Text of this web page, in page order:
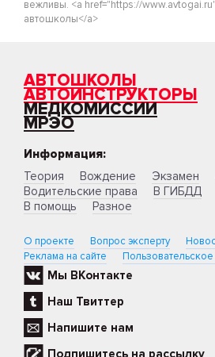
вежливы. <a href="https://
автошколы</a>
АВТОШКОЛЫ
АВТОИНСТРУКТОРЫ
МЕДКОМИССИИ
МРЭО
Информация:
Теория
Вождение Экзамен
Водительские права
В ГИБДД
В помощь
Разное
О проекте Вопрос эксперту
Реклама на сайте
Мы ВКонтакте
Наш Твиттер
Напишите нам
Подпишитесь на рассылку